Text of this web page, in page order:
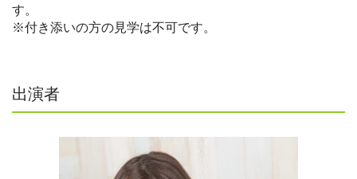
す。
※付き添いの方の見学は不可です。
出演者